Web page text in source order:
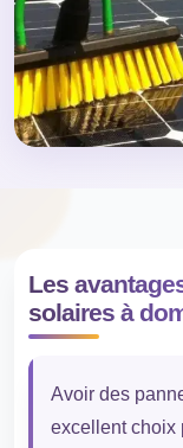
Les
solaires à
Avoir des
excellent choix